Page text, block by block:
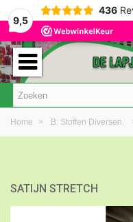
9,5
436
Home > B: Stoffen Diversen.
SATIJN STRETCH